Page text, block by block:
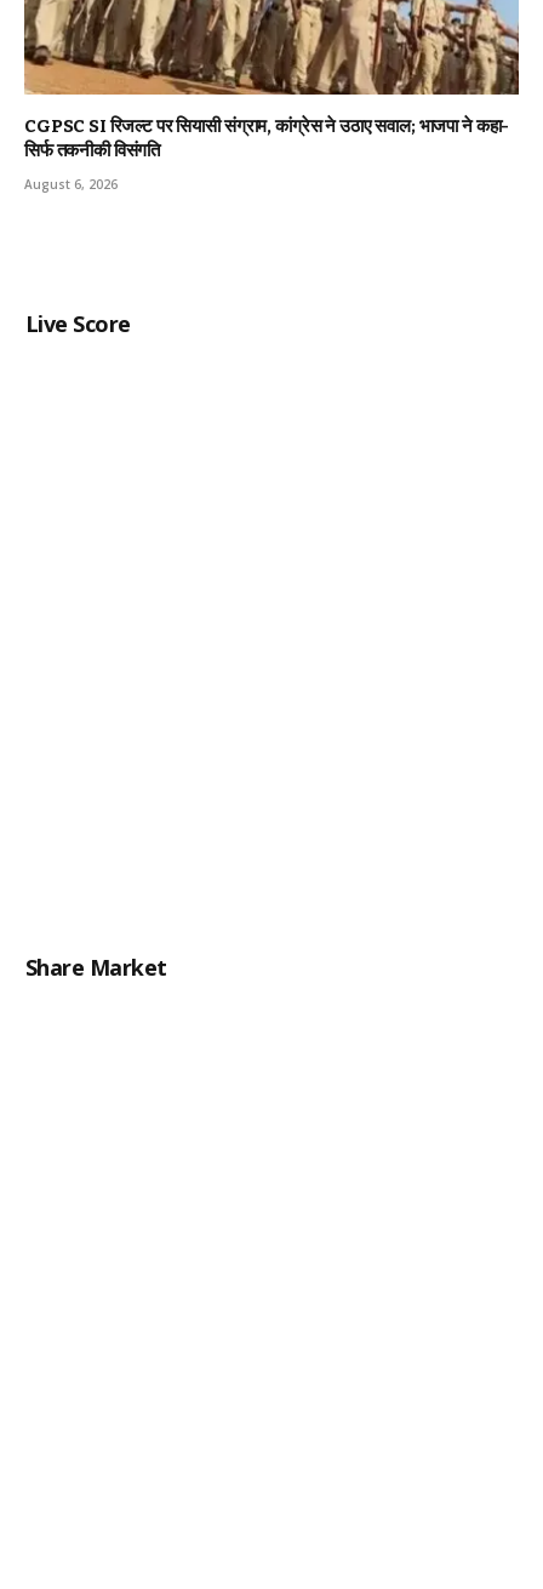
CGPSC SI रिजल्ट पर सियासी संग्राम, कांग्रेस ने उठाए सवाल; भाजपा ने कहा-
सिर्फ तकनीकी विसंगति
August 6, 2026
Live Score
Share Market